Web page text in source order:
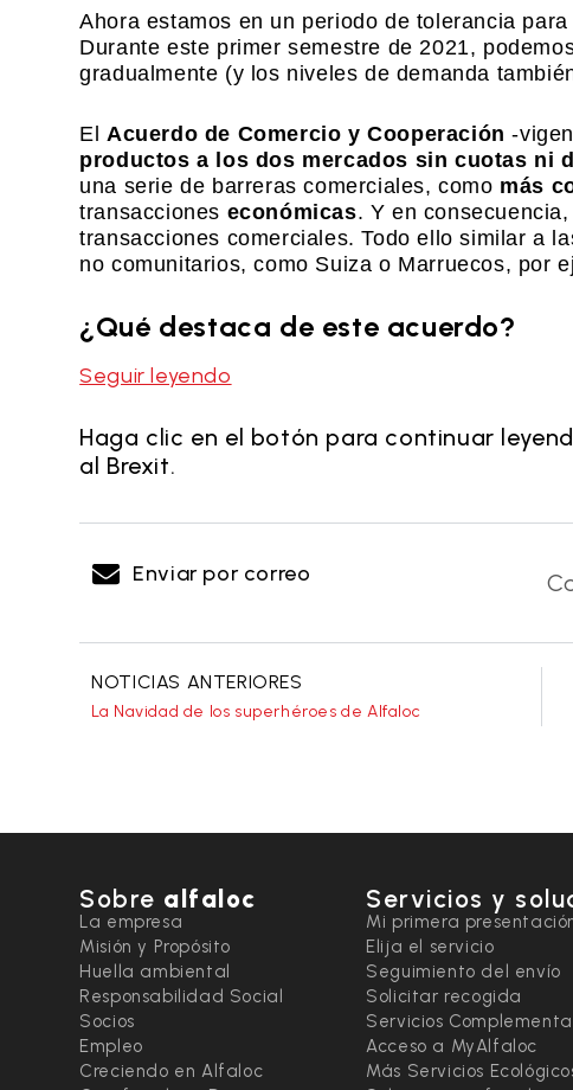
Ahora estamos en un periodo de tolerancia
Durante este primer semestre de 2021,
gradualmente (y los niveles de demanda
El Acuerdo de Comercio y Cooperación -
productos a los dos mercados sin cuotas ni
una serie de barreras comerciales, como más
transacciones económicas. Y en
transacciones comerciales. Todo ello similar a
no comunitarios, como Suiza o Marruecos, por
¿Qué destaca de este acuerdo?
Seguir leyendo
Haga clic en el botón para continuar
al Brexit.
Enviar por correo
NOTICIAS ANTERIORES
La Navidad de los superhéroes de Alfaloc
Sobre alfaloc
La empresa
Misión y Propósito
Huella ambiental
Responsabilidad Social
Socios
Empleo
Creciendo en Alfaloc
Servicios y
Mi primera
Elija el servicio
Seguimiento del envío
Solicitar recogida
Servicios
Acceso a MyAlfaloc
Más Servicios